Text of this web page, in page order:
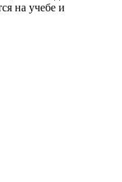
на учебе и